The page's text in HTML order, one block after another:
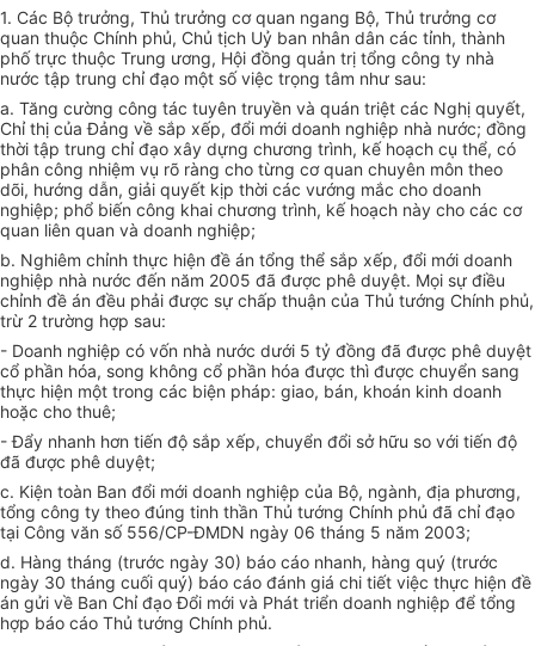
1. Các Bộ trưởng, Thủ trưởng cơ quan ngang Bộ, Thủ trưởng cơ
quan thuộc Chính phủ, Chủ tịch Uỷ ban nhân dân các tỉnh, thành
phố trực thuộc Trung ương, Hội đồng quản trị tổng công ty nhà
nước tập trung chỉ đạo một số việc trọng tâm như sau:
a. Tăng cường công tác tuyên truyền và quán triệt các Nghị quyết,
Chỉ thị của Đảng về sắp xếp, đổi mới doanh nghiệp nhà nước; đồng
thời tập trung chỉ đạo xây dựng chương trình, kế hoạch cụ thể, có
phân công nhiệm vụ rõ ràng cho từng cơ quan chuyên môn theo
dõi, hướng dẫn, giải quyết kịp thời các vướng mắc cho doanh
nghiệp; phổ biến công khai chương trình, kế hoạch này cho các cơ
quan liên quan và doanh nghiệp;
b. Nghiêm chỉnh thực hiện đề án tổng thể sắp xếp, đổi mới doanh
nghiệp nhà nước đến năm 2005 đã được phê duyệt. Mọi sự điều
chỉnh đề án đều phải được sự chấp thuận của Thủ tướng Chính phủ,
trừ 2 trường hợp sau:
- Doanh nghiệp có vốn nhà nước dưới 5 tỷ đồng đã được phê duyệt
cổ phần hóa, song không cổ phần hóa được thì được chuyển sang
thực hiện một trong các biện pháp: giao, bán, khoán kinh doanh
hoặc cho thuê;
- Đẩy nhanh hơn tiến độ sắp xếp, chuyển đổi sở hữu so với tiến độ
đã được phê duyệt;
c. Kiện toàn Ban đổi mới doanh nghiệp của Bộ, ngành, địa phương,
tổng công ty theo đúng tinh thần Thủ tướng Chính phủ đã chỉ đạo
tại Công văn số 556/CP-ĐMDN ngày 06 tháng 5 năm 2003;
d. Hàng tháng (trước ngày 30) báo cáo nhanh, hàng quý (trước
ngày 30 tháng cuối quý) báo cáo đánh giá chi tiết việc thực hiện đề
án gửi về Ban Chỉ đạo Đổi mới và Phát triển doanh nghiệp để tổng
hợp báo cáo Thủ tướng Chính phủ.